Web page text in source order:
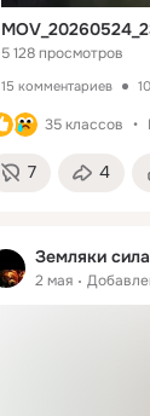
5 128 просмотров
15 комментариев
35 классов
7 4
Земляки сила
2 мая